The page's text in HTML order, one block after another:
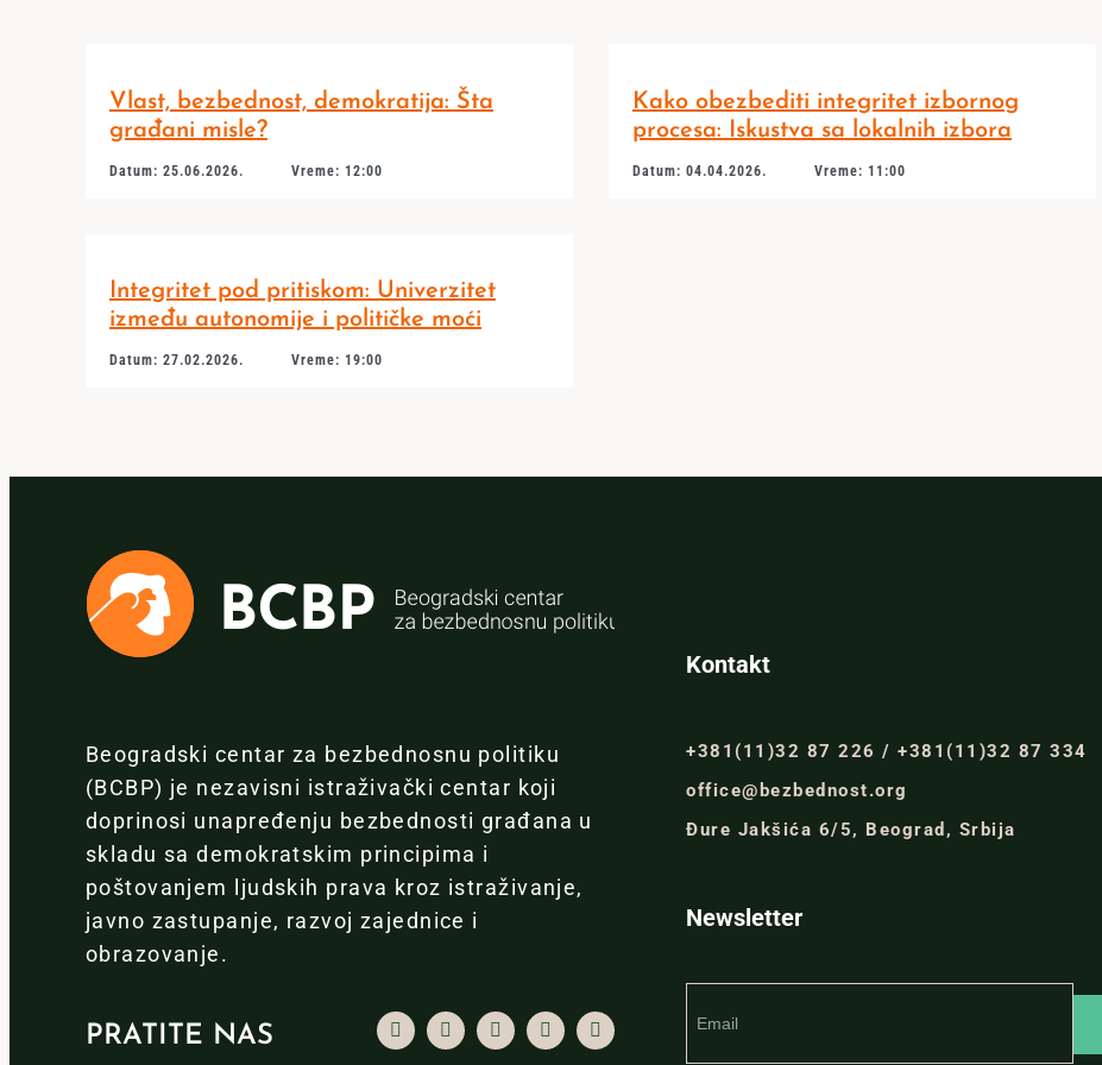
Vlast, bezbednost, demokratija: Šta
građani misle?
Datum: 25.06.2026. Vreme: 12:00
Kako obezbediti integritet izbornog
procesa: Iskustva sa lokalnih izbora
Datum: 04.04.2026. Vreme: 11:00
Integritet pod pritiskom: Univerzitet
između autonomije i političke moći
Datum: 27.02.2026. Vreme: 19:00
Beogradski centar za bezbednosnu politiku
(BCBP) je nezavisni istraživački centar koji
doprinosi unapređenju bezbednosti građana u
skladu sa demokratskim principima i
poštovanjem ljudskih prava kroz istraživanje,
javno zastupanje, razvoj zajednice i
obrazovanje.
PRATITE NAS
Kontakt
+381(11)32 87 226 / +381(11)32 87 334
office@bezbednost.org
Đure Jakšića 6/5, Beograd, Srbija
Newsletter